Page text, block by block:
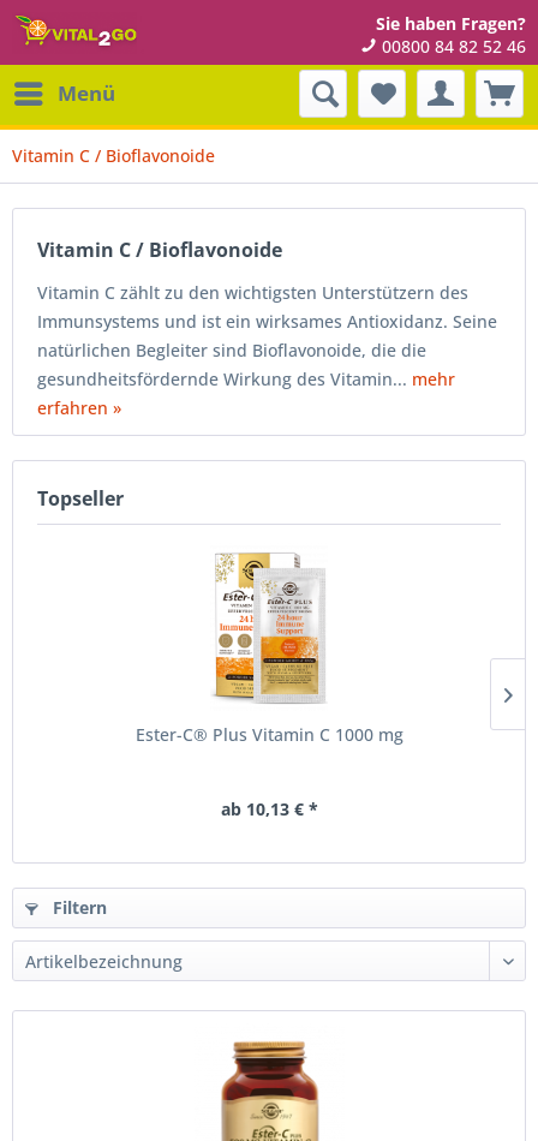
Sie haben Fragen?
00800 84 82 52 46
Menü
Vitamin C / Bioflavonoide
Vitamin C / Bioflavonoide
Vitamin C zählt zu den wichtigsten Unterstützern des
Immunsystems und ist ein wirksames Antioxidanz. Seine
natürlichen Begleiter sind Bioflavonoide, die die
gesundheitsfördernde Wirkung des Vitamin... mehr
erfahren »
Topseller
Ester-C® Plus Vitamin C 1000 mg
ab 10,13 € *
Filtern